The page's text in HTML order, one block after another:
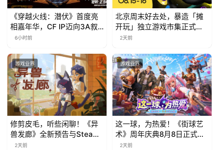
《穿越火线：潜伏》首度亮
相嘉年华，CF IP迈向3A叙
事新高度
6小时前
北京周末好去处，暴造「摊
开玩」独立游戏市集正式开
票！
2天前
游戏业界
修剪皮毛，听些闲聊！《异
兽发廊》全新预告与Steam
免费试玩公开
2天前
游戏业界
这一球，为热爱！《街球艺
术》周年庆典8月8日正式上
线，多重福利与全新内容同
2天前